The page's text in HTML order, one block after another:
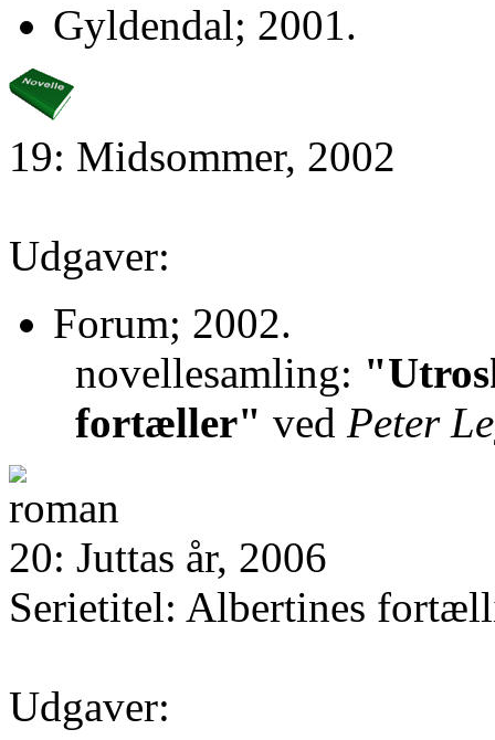
Gyldendal; 2001.
19: Midsommer, 2002
Udgaver:
Forum; 2002.
novellesamling:
fortæller" ved Peter
20: Juttas år, 2006
Serietitel: Albertines
Udgaver: